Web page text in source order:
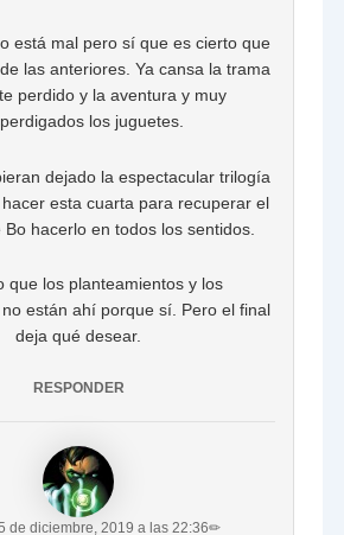
está mal pero sí que es cierto que
las anteriores. Ya cansa la trama
perdido y la aventura y muy
los juguetes.
dejado la espectacular trilogía
esta cuarta para recuperar el
hacerlo en todos los sentidos.
que los planteamientos y los
están ahí porque sí. Pero el final
deja qué desear.
RESPONDER
de diciembre, 2019 a las 22:36✏